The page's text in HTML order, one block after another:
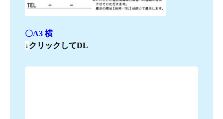
〇A3 横
↓クリックしてDL